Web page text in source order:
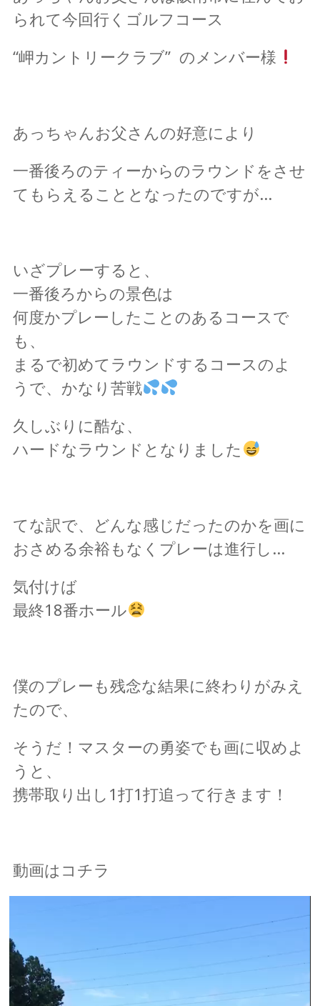
られて今回行くゴルフコース
“岬カントリークラブ” のメンバー様
あっちゃんお父さんの好意により
一番後ろのティーからのラウンドをさせ
てもらえることとなったのですが…
いざプレーすると、
一番後ろからの景色は
何度かプレーしたことのあるコースで
も、
まるで初めてラウンドするコースのよ
うで、かなり苦戦
久しぶりに酷な、
ハードなラウンドとなりました
てな訳で、どんな感じだったのかを画に
おさめる余裕もなくプレーは進行し…
気付けば
最終18番ホール
僕のプレーも残念な結果に終わりがみえ
たので、
そうだ！マスターの勇姿でも画に収めよ
うと、
携帯取り出し1打1打追って行きます ！
動画はコチラ
レ
ー
ー